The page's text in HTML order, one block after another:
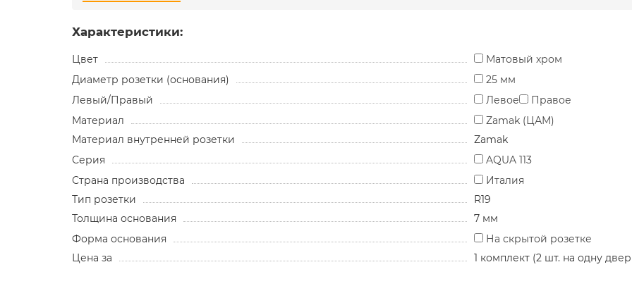
Характеристики:
Цвет
Матовый хром
Диаметр розетки (основания)
25 мм
Левый/Правый
Левое
Правое
Материал
Zamak (ЦАМ)
Материал внутренней розетки
Zamak
Серия
AQUA 113
Страна производства
Италия
Тип розетки
R19
Толщина основания
7 мм
Форма основания
На скрытой розетке
Цена за
1 комплект (2 шт. на одну